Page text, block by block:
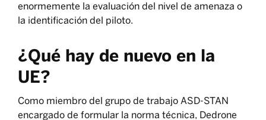
enormemente la evaluación del nivel de amenaza o
la identificación del piloto.
¿Qué hay de nuevo en la
UE?
Como miembro del grupo de trabajo ASD-STAN
encargado de formular la norma técnica, Dedrone